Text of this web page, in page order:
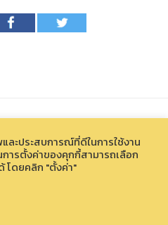
นท์ซาฟารี (องค์การมหาชน)
ดเชียงใหม่ 50230
ละประสบการณ์ที่ดีในการใช้งาน
ารตั้งค่าของคุกกี้สามารถเลือก
โดยคลิก "ตั้งค่า"